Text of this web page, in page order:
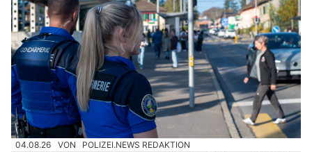
04.08.26 VON POLIZEI.NEWS REDAKTION